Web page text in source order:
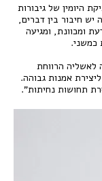
היומין של גיבורות
חיבור בין דברים,
ומכוונת, ומגיעה
כמשני.
ה-90 הייתי שותפה לאשליה הרווחת
אמנות גבוהה.
תחושות נחיתות".